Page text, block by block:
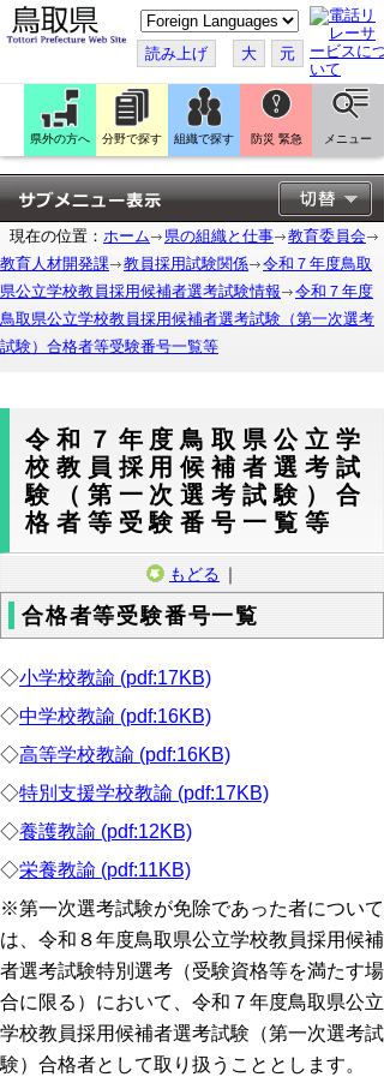
こ
の
ペ
ー
ジ
翻
訳
す
る
読み上げ 大 元
県外の方へ 分野で探す 組織で探す 防災 緊急 メニュー
現在の位置： ホーム 県の組織と仕事
教育委員会
教育人材開発課
教員採用試験関係
令和７年度鳥取
県公立学校教員採用候補者選考試験情報
令和７年度
鳥取県公立学校教員採用候補者選考試験（第一次選考
試験）合格者等受験番号一覧等
令和７年度鳥取県公立学
校教員採用候補者選考試
験（第一次選考試験）合
格者等受験番号一覧等
もどる ｜
合格者等受験番号一覧
◇小学校教諭 (pdf:17KB)
◇中学校教諭 (pdf:16KB)
◇高等学校教諭 (pdf:16KB)
◇特別支援学校教諭 (pdf:17KB)
◇養護教諭 (pdf:12KB)
◇栄養教諭 (pdf:11KB)
※第一次選考試験が免除であった者について
は、令和８年度鳥取県公立学校教員採用候補
者選考試験特別選考（受験資格等を満たす場
合に限る）において、令和７年度鳥取県公立
学校教員採用候補者選考試験（第一次選考試
験）合格者として取り扱うこととします。